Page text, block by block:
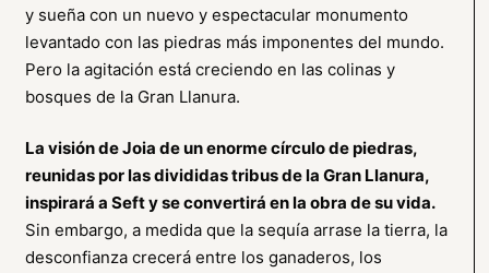
y sueña con un nuevo y espectacular monumento
levantado con las piedras más imponentes del mundo.
Pero la agitación está creciendo en las colinas y
bosques de la Gran Llanura.
La visión de Joia de un enorme círculo de piedras,
reunidas por las divididas tribus de la Gran Llanura,
inspirará a Seft y se convertirá en la obra de su vida.
Sin embargo, a medida que la sequía arrase la tierra, la
desconfianza crecerá entre los ganaderos, los